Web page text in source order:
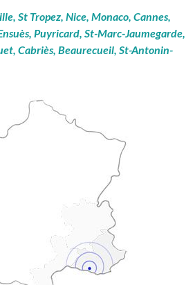
St Tropez, Nice, Monaco, Cannes,
Puyricard, St-Marc-Jaumegarde,
Cabriès, Beaurecueil, St-Antonin-